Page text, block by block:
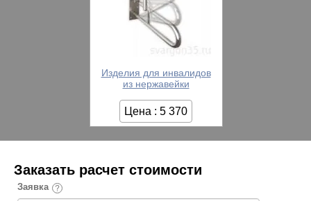
Изделия для инвалидов
из нержавейки
Цена : 5 370
Заказать расчет стоимости
Заявка